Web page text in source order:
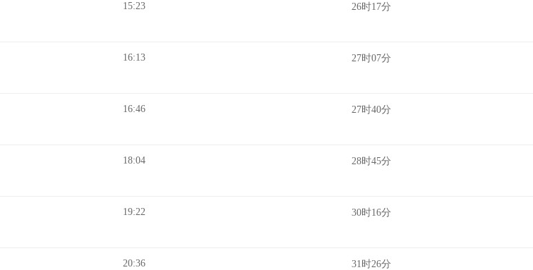
15:23 26时17分
16:13 27时07分
16:46 27时40分
18:04 28时45分
19:22 30时16分
20:36 31时26分